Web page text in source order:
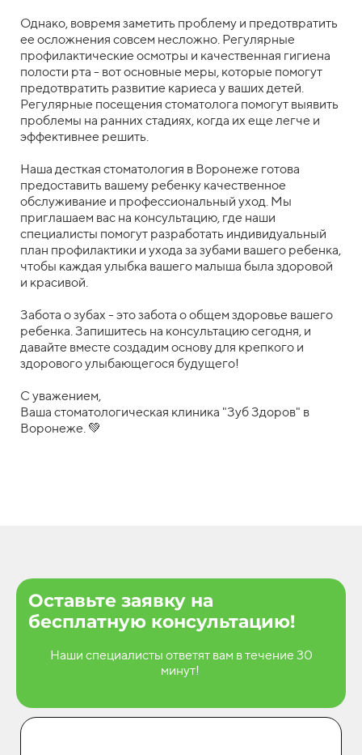
Однако, вовремя заметить проблему и предотвратить
ее осложнения совсем несложно. Регулярные
профилактические осмотры и качественная гигиена
полости рта - вот основные меры, которые помогут
предотвратить развитие кариеса у ваших детей.
Регулярные посещения стоматолога помогут выявить
проблемы на ранних стадиях, когда их еще легче и
эффективнее решить.
Наша десткая стоматология в Воронеже готова
предоставить вашему ребенку качественное
обслуживание и профессиональный уход. Мы
приглашаем вас на консультацию, где наши
специалисты помогут разработать индивидуальный
план профилактики и ухода за зубами вашего ребенка,
чтобы каждая улыбка вашего малыша была здоровой
и красивой.
Забота о зубах - это забота о общем здоровье вашего
ребенка. Запишитесь на консультацию сегодня, и
давайте вместе создадим основу для крепкого и
здорового улыбающегося будущего!
С уважением,
Ваша стоматологическая клиника "Зуб Здоров" в
Воронеже. 💚
Оставьте заявку на
бесплатную консультацию!
Наши специалисты ответят вам в течение 30
минут!